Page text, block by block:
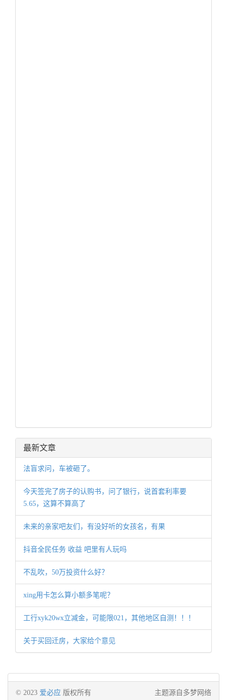
最新文章
法盲求问，车被砸了。
今天签完了房子的认购书，问了银行，说首套利率要
5.65，这算不算高了
未来的亲家吧友们，有没好听的女孩名，有果
抖音全民任务 收益 吧里有人玩吗
不乱吹，50万投资什么好？
xing用卡怎么算小额多笔呢？
工行xyk20wx立减金，可能限021，其他地区自测！！！
关于买回迁房，大家给个意见
© 2023 爱必应 版权所有 主题源自多梦网络